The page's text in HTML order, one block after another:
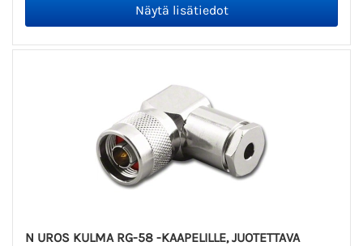
N UROS KULMA RG-58 -KAAPELILLE, JUOTETTAVA